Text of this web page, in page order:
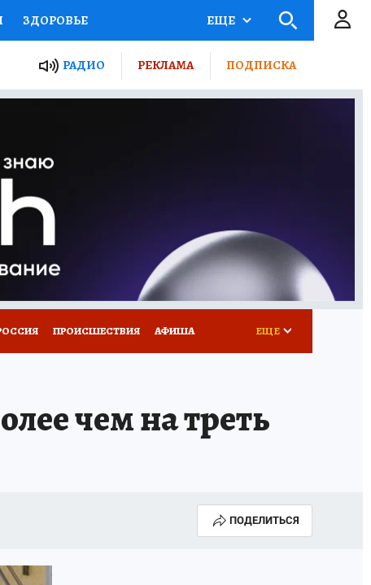
ЗДОРОВЬЕ
РОССИИ
ПУТЕВОДИТЕЛЬ
ПОТРЕБИТЕЛЯ
ЕЩЕ
РАДИО РЕКЛАМА ПОДПИСКА
ПРОИСШЕСТВИЯ АФИША ЕЩЕ
чем на треть
ПОДЕЛИТЬСЯ